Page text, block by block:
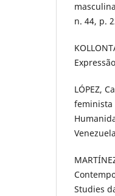
n. 44, p.
LÓPEZ,
feminista
Studies